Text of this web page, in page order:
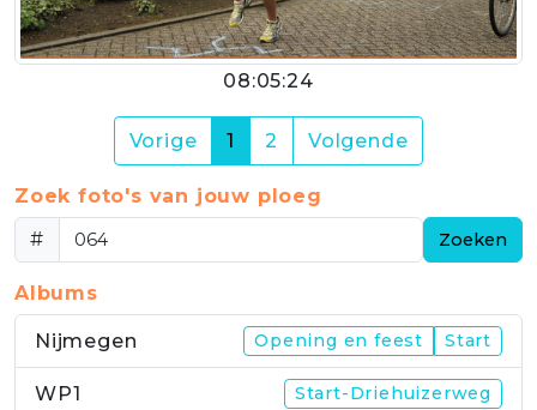
08:05:24
Vorige 1 (current)
2 Volgende
Zoek foto's van jouw ploeg
#
Zoeken
Albums
Nijmegen Opening en feest Start
WP1 Start-Driehuizerweg